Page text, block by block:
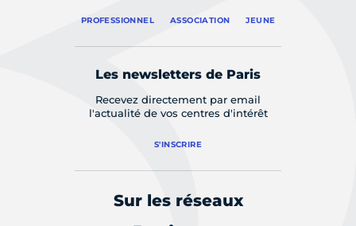
PROFESSIONNEL ASSOCIATION JEUNE
Les newsletters de Paris
Recevez directement par email
l'actualité de vos centres d'intérêt
S'INSCRIRE
Sur les réseaux